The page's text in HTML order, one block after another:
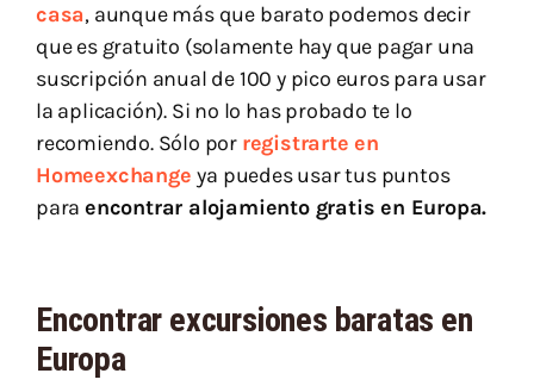
casa, aunque más que barato podemos decir
que es gratuito (solamente hay que pagar una
suscripción anual de 100 y pico euros para usar
la aplicación). Si no lo has probado te lo
recomiendo. Sólo por registrarte en
Homeexchangeya puedes usar tus puntos
para encontrar alojamiento gratis en Europa.
Encontrar excursiones baratas en
Europa